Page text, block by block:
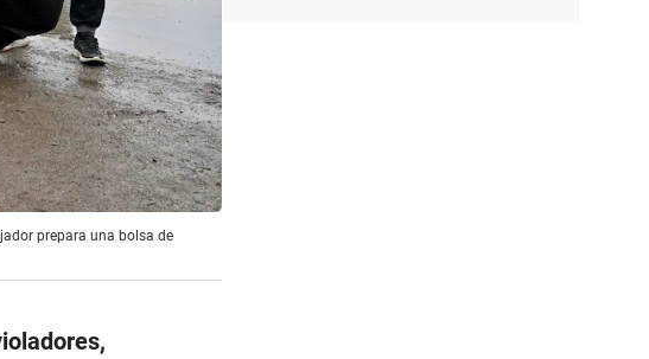
prepara una bolsa de